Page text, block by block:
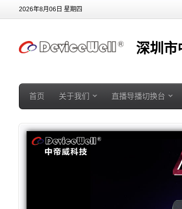
2026年8月06日 星期四
深圳市
首页 关于我们 直播导播切换台